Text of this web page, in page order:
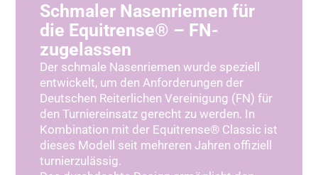
Schmaler Nasenriemen für
die Equitrense® – FN-
zugelassen
Der schmale Nasenriemen wurde speziell
entwickelt, um den Anforderungen der
Deutschen Reiterlichen Vereinigung (FN) für
den Turniereinsatz gerecht zu werden. In
Kombination mit der Equitrense® Classic ist
dieses Modell seit mehreren Jahren offiziell
turnierzulässig.